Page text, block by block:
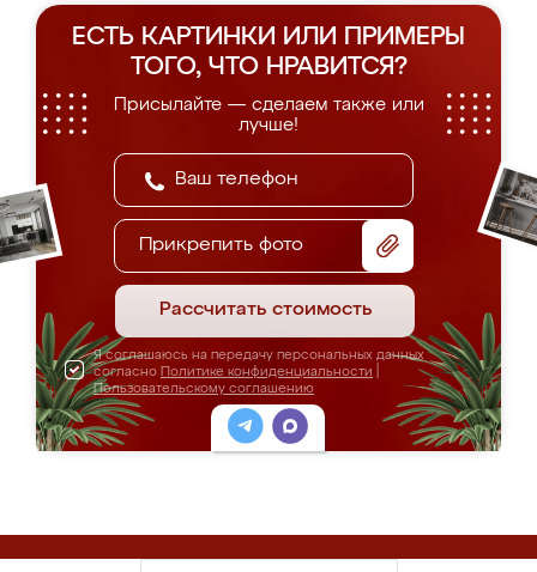
ЕСТЬ КАРТИНКИ ИЛИ ПРИМЕРЫ
ТОГО, ЧТО НРАВИТСЯ?
Присылайте — сделаем также или
лучше!
Прикрепить фото
Рассчитать стоимость
Я соглашаюсь на передачу персональных данных
согласно Политике конфиденциальности
Пользовательскому соглашению